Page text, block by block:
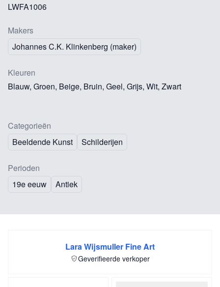
LWFA1006
Makers
Johannes C.K. Klinkenberg (maker)
Kleuren
Blauw, Groen, Beige, Bruin, Geel, Grijs, Wit, Zwart
Categorieën
Beeldende Kunst
Schilderijen
Perioden
19e eeuw
Antiek
Lara Wijsmuller Fine Art
Geverifieerde verkoper